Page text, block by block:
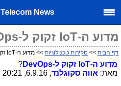
Telecom News - מדוע ה-IoT ז...
מדוע ה-IoT זקוק ל-DevOps?
דף הבית >> סקירות טכנולוגיות >> מדוע ה-IoT זקוק ל-DevOps?
מדוע ה-IoT זקוק ל-DevOps
?
מאת: אווה סקוגלנד, 6.9.16, 20:21